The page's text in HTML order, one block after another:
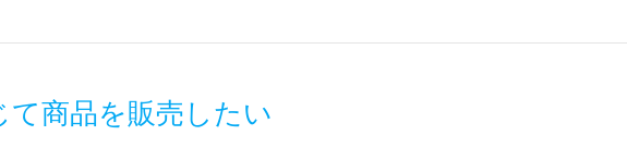
て商品を販売したい